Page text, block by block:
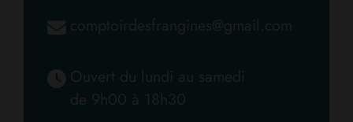
comptoirdesfrangines@gmail.com
Ouvert du lundi au samedi
de 9h00 à 18h30